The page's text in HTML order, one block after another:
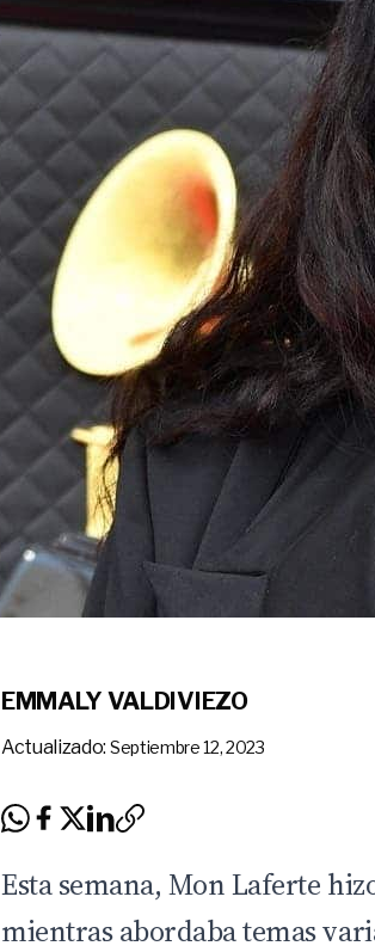
EMMALY VALDIVIEZO
Actualizado: Septiembre 12, 2023
Esta semana, Mon Laferte
mientras abordaba temas